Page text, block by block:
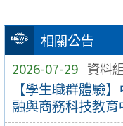
相關公告
2026-07-29 資料
【學生職群體驗
融與商務科技教